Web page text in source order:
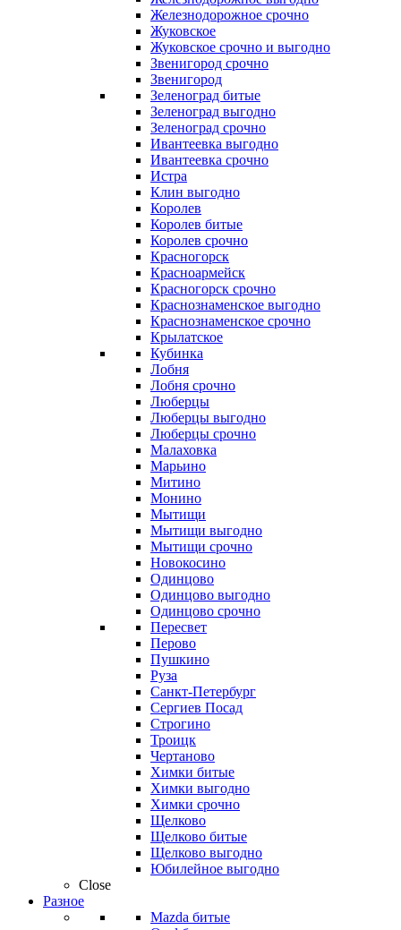
Железнодорожное срочно
Жуковское
Жуковское срочно и выгодно
Звенигород срочно
Звенигород
Зеленоград битые
Зеленоград выгодно
Зеленоград срочно
Ивантеевка выгодно
Ивантеевка срочно
Истра
Клин выгодно
Королев
Королев битые
Королев срочно
Красногорск
Красноармейск
Красногорск срочно
Краснознаменское выгодно
Краснознаменское срочно
Крылатское
Кубинка
Лобня
Лобня срочно
Люберцы
Люберцы выгодно
Люберцы срочно
Малаховка
Марьино
Митино
Монино
Мытищи
Мытищи выгодно
Мытищи срочно
Новокосино
Одинцово
Одинцово выгодно
Одинцово срочно
Пересвет
Перово
Пушкино
Руза
Санкт-Петербург
Сергиев Посад
Строгино
Троицк
Чертаново
Химки битые
Химки выгодно
Химки срочно
Щелково
Щелково битые
Щелково выгодно
Юбилейное выгодно
Close
Разное
Mazda битые